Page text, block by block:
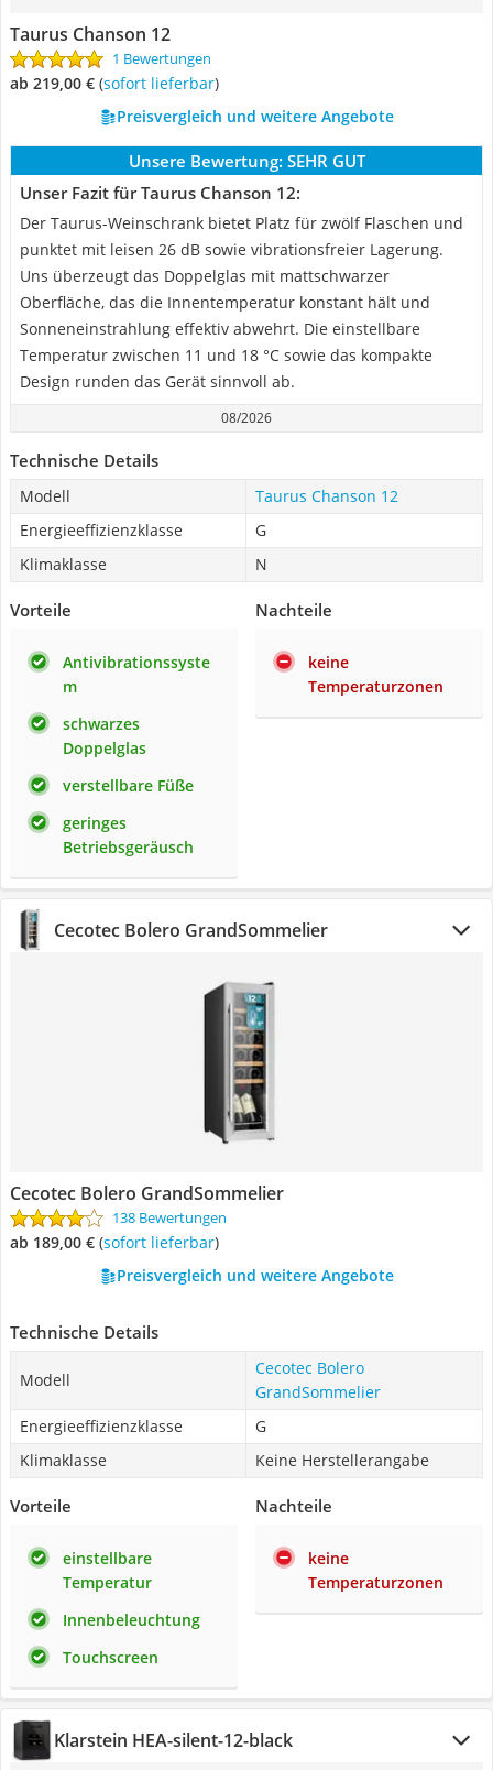
Taurus Chanson 12
1 Bewertungen
ab 219,00 € ( Sofort lieferbar)
Preisvergleich und weitere Angebote
Unsere Bewertung: SEHR GUT
Unser Fazit für Taurus Chanson 12:
Der Taurus-Weinschrank bietet Platz für zwölf Flaschen und
punktet mit leisen 26 dB sowie vibrationsfreier Lagerung.
Uns überzeugt das Doppelglas mit mattschwarzer
Oberfläche, das die Innentemperatur konstant hält und
Sonneneinstrahlung effektiv abwehrt. Die einstellbare
Temperatur zwischen 11 und 18 °C sowie das kompakte
Design runden das Gerät sinnvoll ab.
08/2026
Technische Details
Modell
Taurus Chanson 12
Energieeffizienzklasse
G
Klimaklasse
N
Vorteile
Antivibrationssyste
m
schwarzes
Doppelglas
verstellbare Füße
geringes
Betriebsgeräusch
Nachteile
keine
Temperaturzonen
Cecotec Bolero GrandSommelier
Cecotec Bolero GrandSommelier
138 Bewertungen
ab 189,00 € ( Sofort lieferbar)
Preisvergleich und weitere Angebote
Technische Details
Modell
Cecotec Bolero
GrandSommelier
Energieeffizienzklasse
G
Klimaklasse
Keine Herstellerangabe
Vorteile
einstellbare
Temperatur
Innenbeleuchtung
Touchscreen
Nachteile
keine
Temperaturzonen
‎Klarstein HEA-silent-12-black